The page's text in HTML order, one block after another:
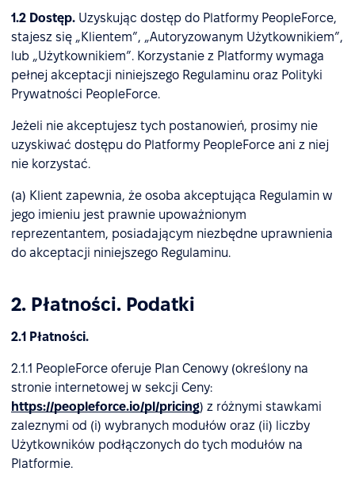
1.2 Dostęp. Uzyskując dostęp do Platformy PeopleForce,
stajesz się „Klientem”, „Autoryzowanym Użytkownikiem”,
lub „Użytkownikiem”. Korzystanie z Platformy wymaga
pełnej akceptacji niniejszego Regulaminu oraz Polityki
Prywatności PeopleForce.
Jeżeli nie akceptujesz tych postanowień, prosimy nie
uzyskiwać dostępu do Platformy PeopleForce ani z niej
nie korzystać.
(a) Klient zapewnia, że osoba akceptująca Regulamin w
jego imieniu jest prawnie upoważnionym
reprezentantem, posiadającym niezbędne uprawnienia
do akceptacji niniejszego Regulaminu.
2. Płatności. Podatki
2.1 Płatności.
2.1.1 PeopleForce oferuje Plan Cenowy (określony na
stronie internetowej w sekcji Ceny:
https://peopleforce.io/pl/pricing) z różnymi stawkami
zaleznymi od (і) wybranych modułów oraz (іі) liczby
Użytkowników podłączonych do tych modułów na
Platformie.